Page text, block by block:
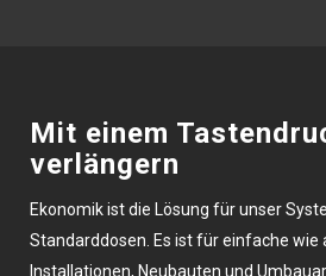
Mit einem
verlängern
Ekonomik ist die Lösung für unser
Standarddosen. Es ist für einfache wie
Installationen, Neubauten und